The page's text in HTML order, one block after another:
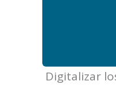
Digitalizar